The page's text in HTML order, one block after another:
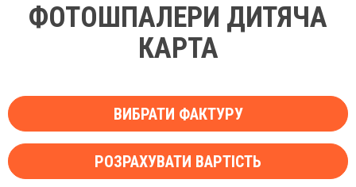
ФОТОШПАЛЕРИ ДИТЯЧА
КАРТА
ВИБРАТИ ФАКТУРУ
РОЗРАХУВАТИ ВАРТІСТЬ